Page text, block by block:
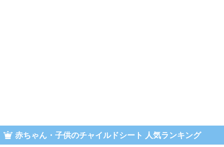
赤ちゃん・子供のチャイルドシート 人気ランキング